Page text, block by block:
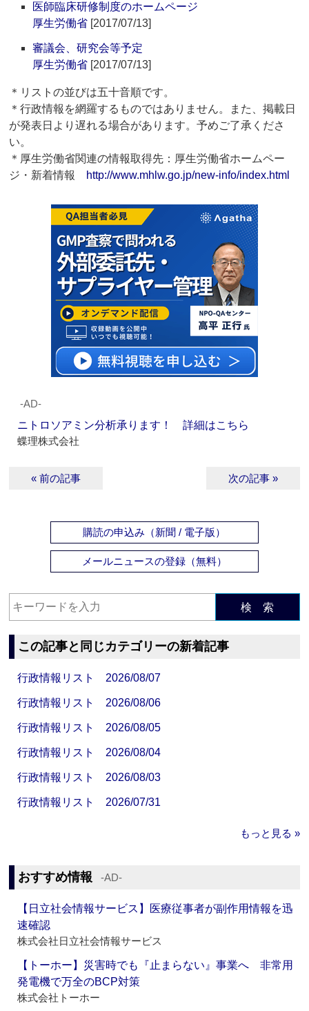
医師臨床研修制度のホームページ
厚生労働省 [2017/07/13]
審議会、研究会等予定
厚生労働省 [2017/07/13]
＊リストの並びは五十音順です。
＊行政情報を網羅するものではありません。また、掲載日
が発表日より遅れる場合があります。予めご了承くださ
い。
＊厚生労働省関連の情報取得先：厚生労働省ホームペー
ジ・新着情報 http://www.mhlw.go.jp/new-info/index.html
‐AD‐
ニトロソアミン分析承ります！ 詳細はこちら
蝶理株式会社
« 前の記事 次の記事 »
購読の申込み（新聞 / 電子版）
メールニュースの登録（無料）
検 索
この記事と同じカテゴリーの新着記事
行政情報リスト 2026/08/07
行政情報リスト 2026/08/06
行政情報リスト 2026/08/05
行政情報リスト 2026/08/04
行政情報リスト 2026/08/03
行政情報リスト 2026/07/31
もっと見る »
おすすめ情報 ‐AD‐
【日立社会情報サービス】医療従事者が副作用情報を迅
速確認
株式会社日立社会情報サービス
【トーホー】災害時でも『止まらない』事業へ 非常用
発電機で万全のBCP対策
株式会社トーホー